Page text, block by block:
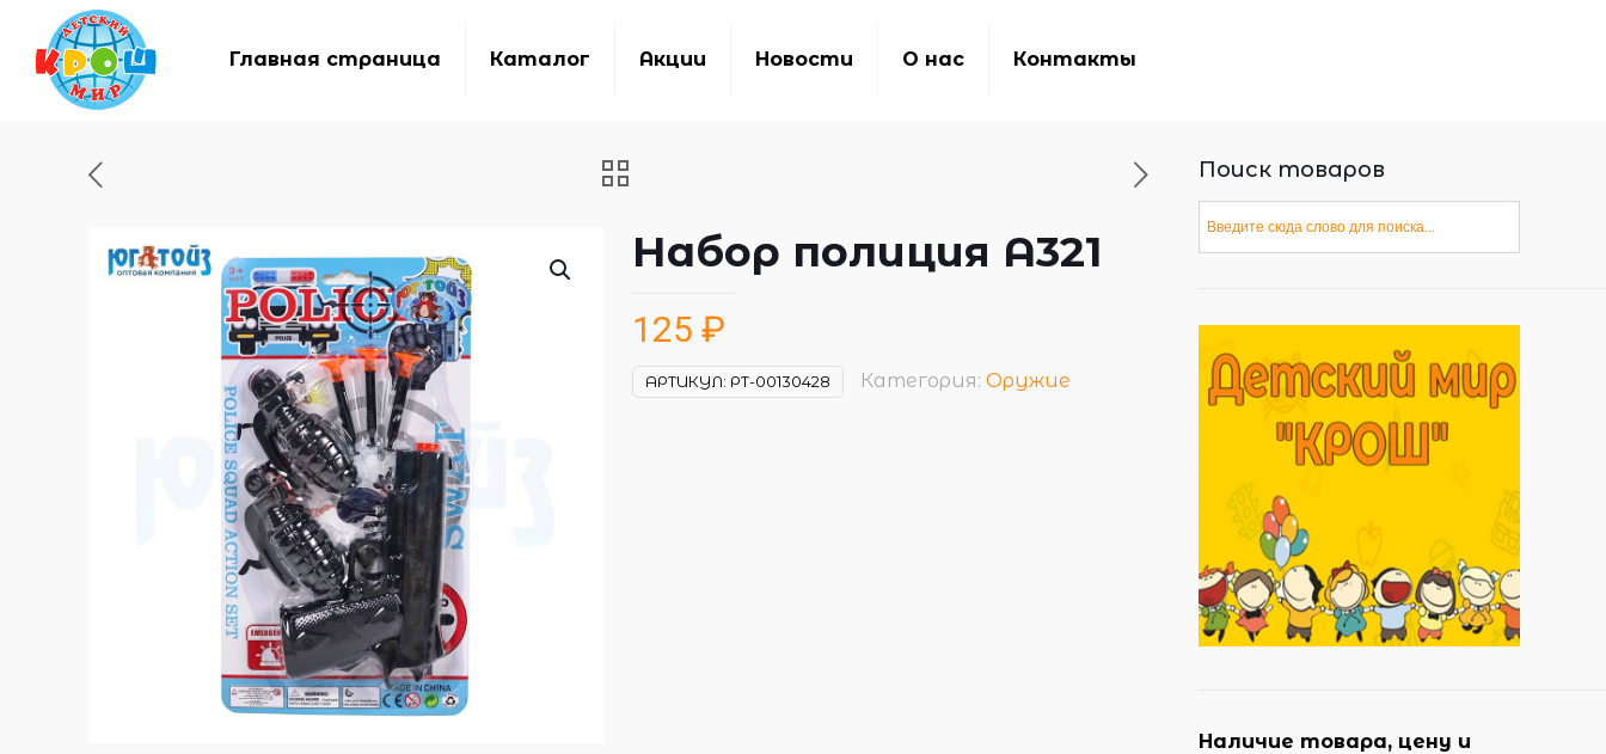
Главная страница Каталог Акции Новости О нас Контакты
Набор полиция A321
125 ₽
АРТИКУЛ: РТ-00130428 Категория: Оружие
Поиск товаров
Наличие товара, цену и